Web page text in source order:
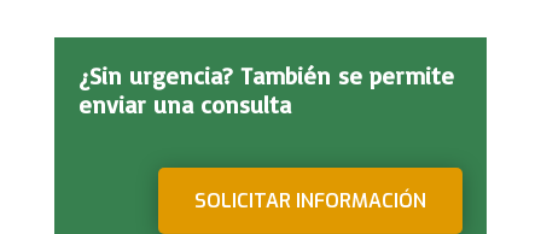
¿Sin urgencia? También se permite
enviar una consulta
SOLICITAR INFORMACIÓN